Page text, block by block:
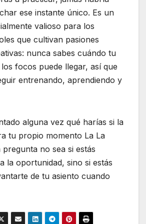
ese instante único. Es un
valioso para los
que cultivan pasiones
nunca sabes cuándo tu
focos puede llegar, así que
entrenando, aprendiendo y
alguna vez qué harías si la
tu propio momento La La
pregunta no sea si estás
la oportunidad, sino si estás
de tu asiento cuando